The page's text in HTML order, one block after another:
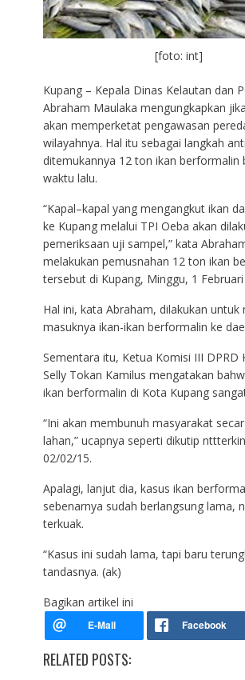
[foto: int]
Kupang – Kepala Dinas Kelautan dan
Abraham Maulaka mengungkapkan
akan memperketat pengawasan
wilayahnya. Hal itu sebagai langkah
ditemukannya 12 ton ikan berformalin
waktu lalu.
“Kapal–kapal yang mengangkut ikan
ke Kupang melalui TPI Oeba akan
pemeriksaan uji sampel,” kata
melakukan pemusnahan 12 ton ikan
tersebut di Kupang, Minggu, 1 Februari
Hal ini, kata Abraham, dilakukan untuk
masuknya ikan-ikan berformalin ke
Sementara itu, Ketua Komisi III DPRD
Selly Tokan Kamilus mengatakan
ikan berformalin di Kota Kupang
“Ini akan membunuh masyarakat
lahan,” ucapnya seperti dikutip
02/02/15.
Apalagi, lanjut dia, kasus ikan
sebenarnya sudah berlangsung lama,
terkuak.
“Kasus ini sudah lama, tapi baru
tandasnya. (ak)
Bagikan artikel ini
RELATED POSTS: